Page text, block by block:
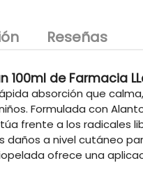
Reseñas
100ml de Farmacia
absorción que
Formulada con
frente a los radicales
daños a nivel cutáneo
ofrece una